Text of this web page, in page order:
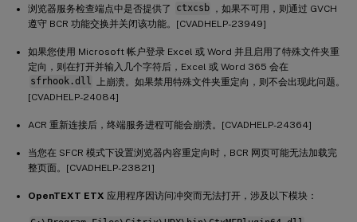
浏览器服务检查端点中是否提供了 ctxcsb ，如果不可用，则通过 GVCH
遵守 BCR 功能交换并关闭该功能。[CVADHELP-23949]
如果您使用 Microsoft 帐户登录 Excel 或 Word 并且启用了特殊文件夹重
定向，则在打开并输入几个字符后，Excel 或 Word 365 会在
sfrhook.dll
上崩溃。如果禁用特殊文件夹重定向，则不会出现此问题。
[CVADHELP-24084]
ACR 重新连接后，终端服务进程可能会崩溃。[CVADHELP-24364]
当您在 SFCR 模式下设置浏览器内容重定向时，BCR 网页可能无法加载完
整页面。[CVADHELP-23821]
OpenTEXT ETX 应用程序因访问冲突而无法打开，涉及以下模块：